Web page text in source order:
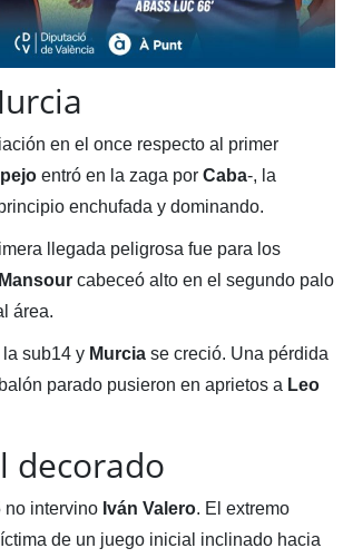
en el once respecto al primer
entró en la zaga por Caba-, la
enchufada y dominando.
llegada peligrosa fue para los
Mansourcabeceó alto en el segundo palo
área.
sub14 y Murciase creció. Una pérdida
parado pusieron en aprietos a Leo
decorado
no intervino Iván Valero. El extremo
de un juego inicial inclinado hacia